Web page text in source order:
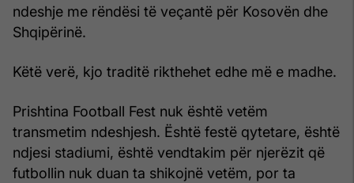
ndeshje me rëndësi të veçantë për Kosovën dhe
Shqipërinë.
Këtë verë, kjo traditë rikthehet edhe më e madhe.
Prishtina Football Fest nuk është vetëm
transmetim ndeshjesh. Është festë qytetare, është
ndjesi stadiumi, është vendtakim për njerëzit që
futbollin nuk duan ta shikojnë vetëm, por ta